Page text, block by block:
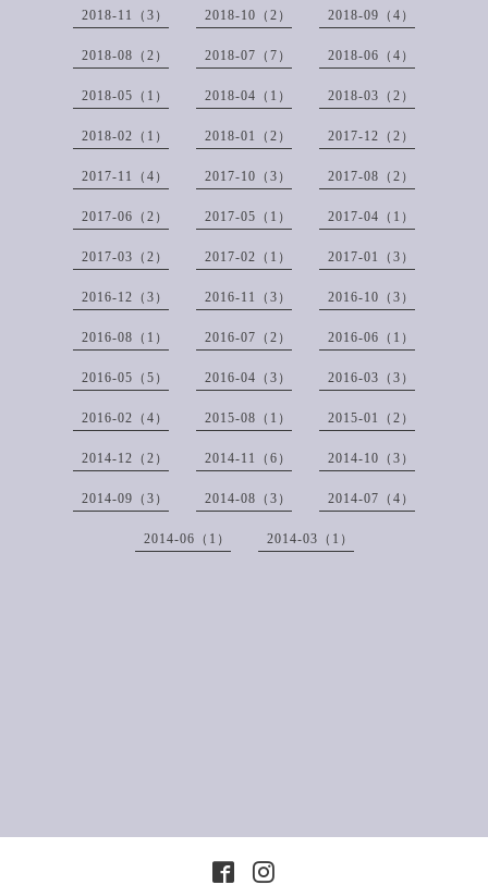
2018-11（3） 2018-10（2） 2018-09（4）
2018-08（2） 2018-07（7） 2018-06（4）
2018-05（1） 2018-04（1） 2018-03（2）
2018-02（1） 2018-01（2） 2017-12（2）
2017-11（4） 2017-10（3） 2017-08（2）
2017-06（2） 2017-05（1） 2017-04（1）
2017-03（2） 2017-02（1） 2017-01（3）
2016-12（3） 2016-11（3） 2016-10（3）
2016-08（1） 2016-07（2） 2016-06（1）
2016-05（5） 2016-04（3） 2016-03（3）
2016-02（4） 2015-08（1） 2015-01（2）
2014-12（2） 2014-11（6） 2014-10（3）
2014-09（3） 2014-08（3） 2014-07（4）
2014-06（1） 2014-03（1）